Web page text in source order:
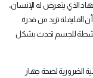
الذي يتعرض له الإنسان،
تزيد من قدرة
للجسم تحدث بشكل
الضرورية لصحة جهاز